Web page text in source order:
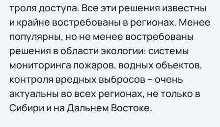
троля доступа. Все эти решения известны
и крайне востребованы в регионах. Менее
популярны, но не менее востребованы
решения в области экологии: системы
мониторинга пожаров, водных объектов,
контроля вредных выбросов – очень
актуальны во всех регионах, не только в
Сибири и на Дальнем Востоке.